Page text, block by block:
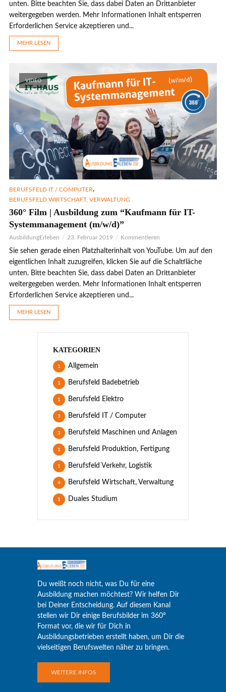
unten. Bitte beachten Sie, dass dabei Daten an Drittanbieter
weitergegeben werden. Mehr Informationen Inhalt entsperren
Erforderlichen Service akzeptieren und...
MEHR LESEN
VIDEO
BERUFSFELD IT / COMPUTER,
BERUFSFELD WIRTSCHAFT, VERWALTUNG
360° Film | Ausbildung zum “Kaufmann für IT-
Systemmanagement (m/w/d)”
AusbildungErleben 23. Februar 2019 Kommentieren
Sie sehen gerade einen Platzhalterinhalt von YouTube. Um auf den
eigentlichen Inhalt zuzugreifen, klicken Sie auf die Schaltfläche
unten. Bitte beachten Sie, dass dabei Daten an Drittanbieter
weitergegeben werden. Mehr Informationen Inhalt entsperren
Erforderlichen Service akzeptieren und...
MEHR LESEN
KATEGORIEN
Allgemein
1
Berufsfeld Badebetrieb
1
Berufsfeld Elektro
1
Berufsfeld IT / Computer
3
Berufsfeld Maschinen und Anlagen
3
Berufsfeld Produktion, Fertigung
1
Berufsfeld Verkehr, Logistik
1
Berufsfeld Wirtschaft, Verwaltung
4
Duales Studium
1
Du weißt noch nicht, was Du für eine
Ausbildung machen möchtest? Wir helfen Dir
bei Deiner Entscheidung. Auf diesem Kanal
stellen wir Dir einige Berufsbilder im 360°
Format vor, die wir für Dich in
Ausbildungsbetrieben erstellt haben, um Dir die
vielseitigen Berufswelten näher zu bringen.
WEITERE INFOS